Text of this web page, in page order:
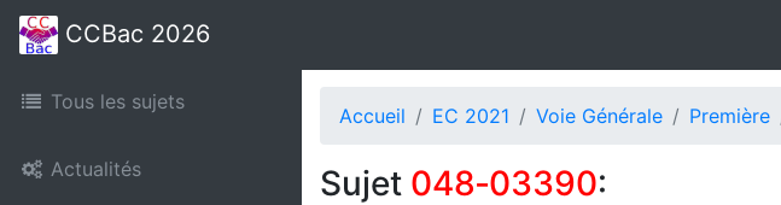
CCBac 2026
Tous les sujets
Actualités
Accueil EC 2021 Voie Générale Première
Sujet 048‑03390: